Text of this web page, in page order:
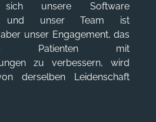
unsere Software
und unser Team ist
unser Engagement, das
Patienten mit
zu verbessern, wird
derselben Leidenschaft